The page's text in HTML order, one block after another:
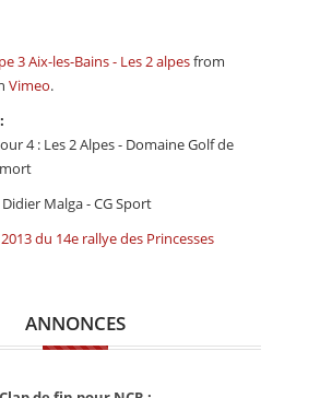
3 Aix-les-Bains - Les 2 alpesfrom
Vimeo.
4 : Les 2 Alpes - Domaine Golf de
Malga - CG Sport
du 14e rallye des Princesses
ANNONCES